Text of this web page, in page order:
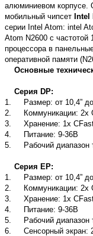
алюминиевом корпусе.
мобильный чипсет Intel
серии Intel Atom: intel
Atom N2600 с частотой
процессора в
оперативной памяти
Основные
Серия DP:
1.
Размер: от 10,4”
2.
Коммуникации: 2х
3.
Хранение: 1х
4.
Питание: 9-36В
5.
Рабочий
Серия ЕР:
1.
Размер: от 10,4”
2.
Коммуникации: 2х
3.
Хранение: 1х
4.
Питание: 9-36В
5.
Рабочий
6.
Сенсорный экран: